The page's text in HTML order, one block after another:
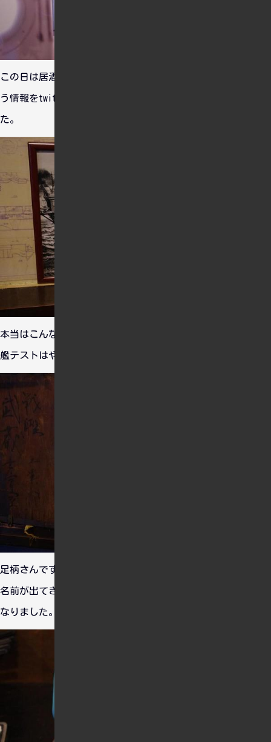
この日は居酒屋空母信濃さんで、１０食限定の汁粉を出すとい
う情報をtwitterで知っていたので、開店と同時に入店しまし
た。
本当はこんな感じで運用したかったんだろうな・・・。一応着
艦テストはやってたみたいだし・・・。
足柄さんですね。もう艦これにどっぷりハマってるのですぐに
名前が出てきます。艦これを始めてから軽巡・駆逐艦に詳しく
なりました。